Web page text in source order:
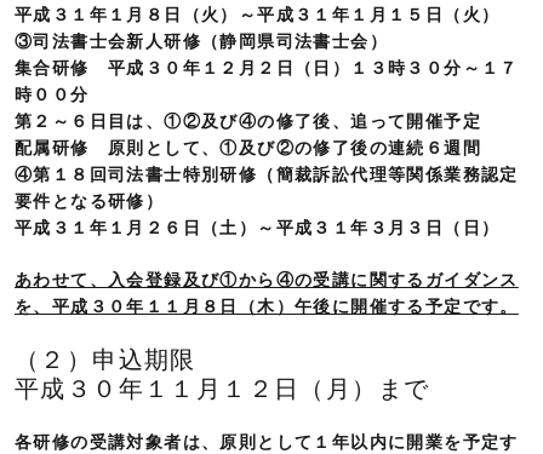
平成３１年１月８日（火）～平成３１年１月１５日（火）
③司法書士会新人研修（静岡県司法書士会）
集合研修 平成３０年１２月２日（日）１３時３０分～１７
時００分
第２～６日目は、①②及び④の修了後、追って開催予定
配属研修 原則として、①及び②の修了後の連続６週間
④第１８回司法書士特別研修（簡裁訴訟代理等関係業務認定
要件となる研修）
平成３１年１月２６日（土）～平成３１年３月３日（日）
あわせて、入会登録及び①から④の受講に関するガイダンス
を、平成３０年１１月８日（木）午後に開催する予定です。
（２）申込期限
平成３０年１１月１２日（月）まで
各研修の受講対象者は、原則として１年以内に開業を予定す